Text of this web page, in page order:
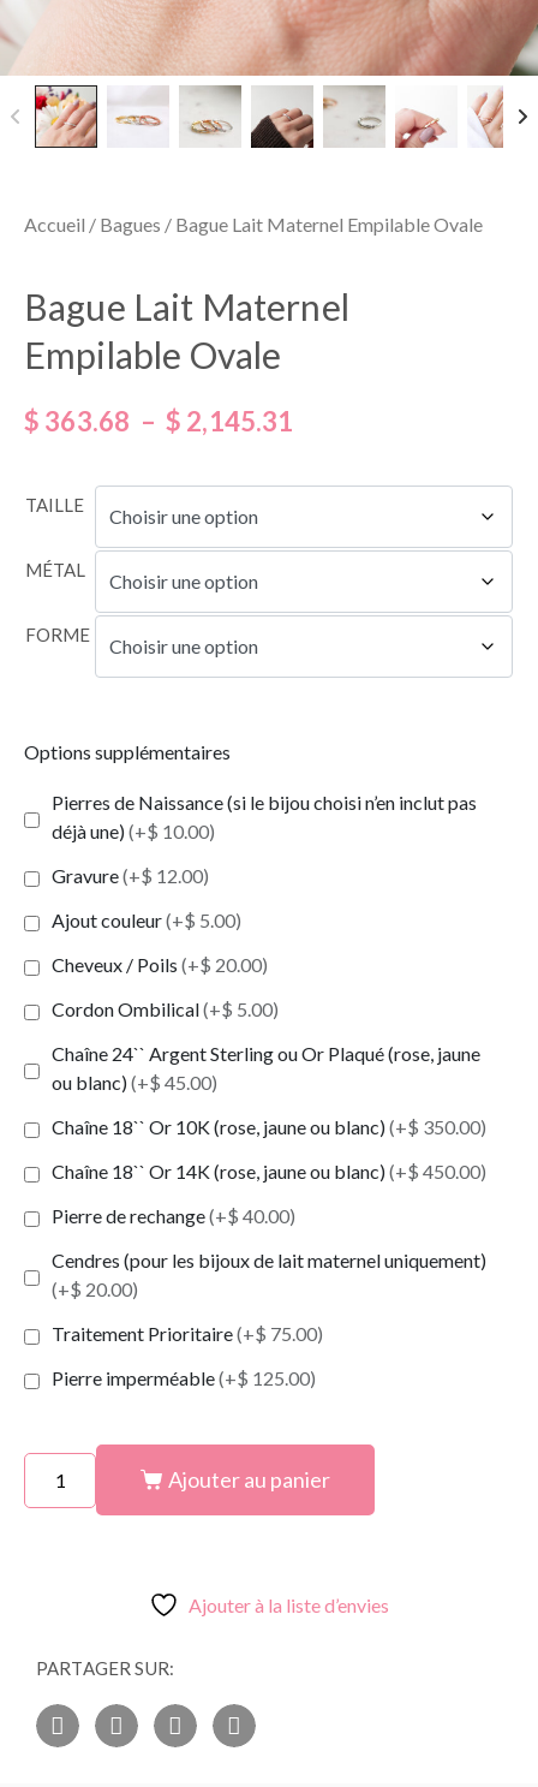
Accueil / Bagues / Bague Lait Maternel Empilable Ovale
Bague Lait Maternel
Empilable Ovale
$ 363.68 – $ 2,145.31
TAILLE
MÉTAL
FORME
Options supplémentaires
Pierres de Naissance (si le bijou choisi n’en inclut pas
déjà une)(+$ 10.00)
Gravure(+$ 12.00)
Ajout couleur(+$ 5.00)
Cheveux / Poils (+$ 20.00)
Cordon Ombilical(+$ 5.00)
Chaîne 24`` Argent Sterling ou Or Plaqué (rose, jaune
ou blanc)(+$ 45.00)
Chaîne 18`` Or 10K (rose, jaune ou blanc)(+$ 350.00)
Chaîne 18`` Or 14K (rose, jaune ou blanc)(+$ 450.00)
Pierre de rechange(+$ 40.00)
Cendres (pour les bijoux de lait maternel uniquement)
(+$ 20.00)
Traitement Prioritaire(+$ 75.00)
Pierre imperméable(+$ 125.00)
Ajouter au panier
Ajouter à la liste d’envies
PARTAGER SUR: